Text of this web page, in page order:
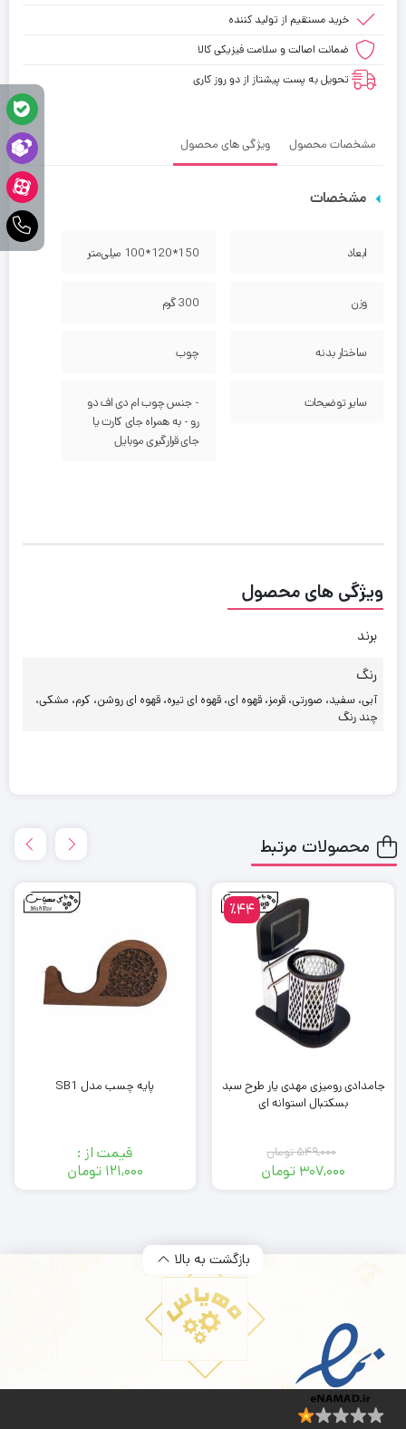
خرید مستقیم از تولید کننده
ضمانت اصالت و سلامت فیزیکی کالا
تحویل به پست پیشتاز از دو روز کاری
مشخصات محصول ویژگی های محصول
مشخصات
ابعاد 150*120*100 میلی‌متر
وزن 300 گرم
ساختار بدنه چوب
سایر توضیحات
- جنس چوب ام دی اف دو
رو - به همراه جای کارت یا
جای قرارگیری موبایل
ویژگی های محصول
برند
رنگ
آبی، سفید، صورتی، قرمز، قهوه ای، قهوه ای تیره، قهوه ای روشن، کرم، مشکی،
چند رنگ
محصولات مرتبط
٪44
جامدادی رومیزی مهدی یار طرح سبد
بسکتبال استوانه ای
۵۴۹,۰۰۰تومان
۳۰۷,۰۰۰ تومان
پایه چسب مدل SB1
قیمت از :
۱۲۱,۰۰۰ تومان
بازگشت به بالا